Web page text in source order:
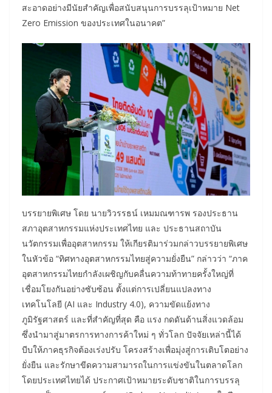
สะอาดอย่างมีนัยสำคัญเพื่อสนับสนุนการบรรลุเป้าหมาย Net
Zero Emission ของประเทศในอนาคต”
บรรยายพิเศษ โดย นายวิวรรธน์ เหมมณฑารพ รองประธาน
สภาอุตสาหกรรมแห่งประเทศไทย และ ประธานสถาบัน
นวัตกรรมเพื่ออุตสาหกรรม ให้เกียรติมาร่วมกล่าวบรรยายพิเศษ
ในหัวข้อ “ทิศทางอุตสาหกรรมไทยสู่ความยั่งยืน” กล่าวว่า “ภาค
อุตสาหกรรมไทยกำลังเผชิญกับคลื่นความท้าทายครั้งใหญ่ที่
เชื่อมโยงกันอย่างซับซ้อน ตั้งแต่การเปลี่ยนแปลงทาง
เทคโนโลยี (AI และ Industry 4.0), ความขัดแย้งทาง
ภูมิรัฐศาสตร์ และที่สำคัญที่สุด คือ แรง กดดันด้านสิ่งแวดล้อม
ซึ่งนำมาสู่มาตรการทางการค้าใหม่ ๆ ทั่วโลก ปัจจัยเหล่านี้ได้
บีบให้ภาคธุรกิจต้องเร่งปรับ โครงสร้างเพื่อมุ่งสู่การเติบโตอย่าง
ยั่งยืน และรักษาขีดความสามารถในการแข่งขันในตลาดโลก
โดยประเทศไทยได้ ประกาศเป้าหมายระดับชาติในการบรรลุ